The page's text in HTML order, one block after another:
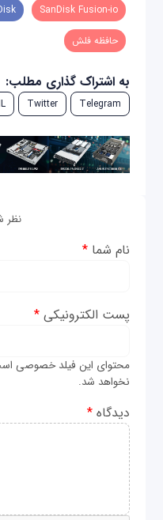
SanDisk Fusion-io
حافظه فلش
به اشتراک گذاری مطلب:
Telegram
Twitter
نظر
نام شما*
پست الکترونیکی*
محتوای این فیلد خصوصی
نخواهد شد.
دیدگاه*